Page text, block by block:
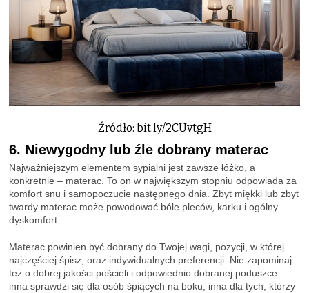
Źródło: bit.ly/2CUvtgH
6. Niewygodny lub źle dobrany materac
Najważniejszym elementem sypialni jest zawsze łóżko, a
konkretnie – materac. To on w największym stopniu odpowiada za
komfort snu i samopoczucie następnego dnia. Zbyt miękki lub zbyt
twardy materac może powodować bóle pleców, karku i ogólny
dyskomfort.
Materac powinien być dobrany do Twojej wagi, pozycji, w której
najczęściej śpisz, oraz indywidualnych preferencji. Nie zapominaj
też o dobrej jakości pościeli i odpowiednio dobranej poduszce –
inna sprawdzi się dla osób śpiących na boku, inna dla tych, którzy